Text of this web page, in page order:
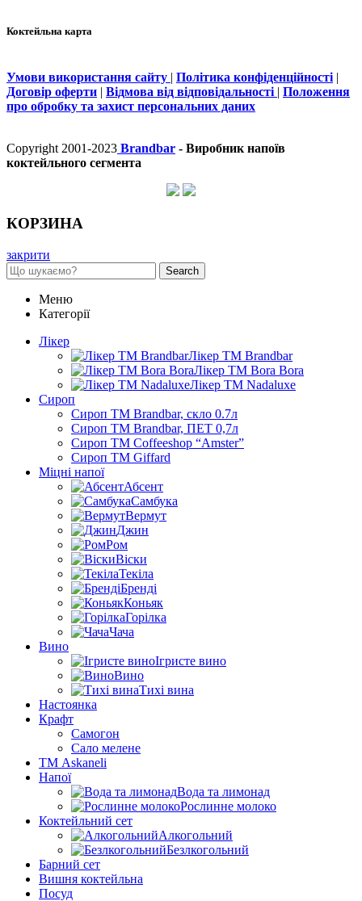
Коктейльна карта
Умови використання сайту | Політика конфіденційності |
Договір оферти | Відмова від відповідальності | Положення
про обробку та захист персональних даних
Copyright 2001-2023 Brandbar - Виробник напоїв
коктейльного сегмента
КОРЗИНА
закрити
Search
Меню
Категорії
Лікер
Лікер ТМ Brandbar
Лікер ТМ Bora Bora
Лікер ТМ Nadaluxe
Сироп
Сироп TM Brandbar, скло 0.7л
Сироп TM Brandbar, ПЕТ 0,7л
Сироп TM Coffeeshop “Amster”
Сироп TM Giffard
Міцні напої
Абсент
Самбука
Вермут
Джин
Ром
Віски
Текіла
Бренді
Коньяк
Горілка
Чача
Вино
Ігристе вино
Вино
Тихі вина
Настоянка
Крафт
Самогон
Сало мелене
ТМ Askaneli
Напої
Вода та лимонад
Рослинне молоко
Коктейльний сет
Алкогольний
Безлкогольний
Барний сет
Вишня коктейльна
Посуд